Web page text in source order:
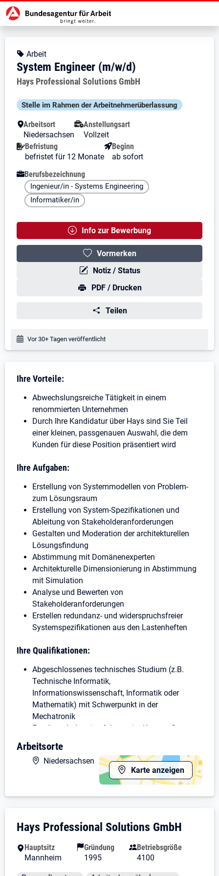
Zur Jobsuche Startseite
Stellendetails zu: System
System Engineer (m/w/d)
System Engineer (m/w/d)
Kopfbereich
Angebotsart:
Arbeit
System Engineer (m/w/d)
Arbeitgeber:
Hays Professional Solutions GmbH
Besondere Merkmale
Stelle im Rahmen der Arbeit­nehmer­über­lassung
Arbeitsort
Niedersachsen
Anstellungsart
Vollzeit
Befristung
befristet für 12 Monate
Beginn
ab sofort
Berufsbezeichnung
Ingenieur/in - Systems Engineering
Informatiker/in
Info zur Bewerbung
Vormerken
Notiz / Status
PDF / Drucken
Teilen
Veröffentlichungsdatum:
Vor 30+ Tagen veröffentlicht
Stellenbeschreibung
Ihre Vorteile:
Abwechslungsreiche Tätigkeit in einem
renommierten Unternehmen
Durch Ihre Kandidatur über Hays sind Sie Teil
einer kleinen, passgenauen Auswahl, die dem
Kunden für diese Position präsentiert wird
Ihre Aufgaben:
Erstellung von Systemmodellen von Problem-
zum Lösungsraum
Erstellung von System-Spezifikationen und
Ableitung von Stakeholderanforderungen
Gestalten und Moderation der architekturellen
Lösungsfindung
Abstimmung mit Domänenexperten
Architekturelle Dimensionierung in Abstimmung
mit Simulation
Analyse und Bewerten von
Stakeholderanforderungen
Erstellen redundanz- und widerspruchsfreier
Systemspezifikationen aus den Lastenheften
Ihre Qualifikationen:
Abgeschlossenes technisches Studium (z.B.
Technische Informatik,
Informationswissenschaft, Informatik oder
Mathematik) mit Schwerpunkt in der
Mechatronik
Fundierte Industrieerfahrung im Kontext Systems
Ausgeprägte Erfahrung im Modellieren von
Systemen mit SysML
Sehr Erfahren im Schreiben von
Systemanforderungen
Kenntnisse über Methodenkompetenz System
Sicherheit
Erfahren in der Nutzung von
Anforderungsmanagement Tools,
Sehr gute Deutsch- und Englischkenntnisse in
Arbeitsorte
Karte anzeigen
Niedersachsen
Unternehmensdarstellung: Hays
Hays Professional Solutions GmbH
Hauptsitz
Mannheim
Gründung
1995
Betriebsgröße
4100